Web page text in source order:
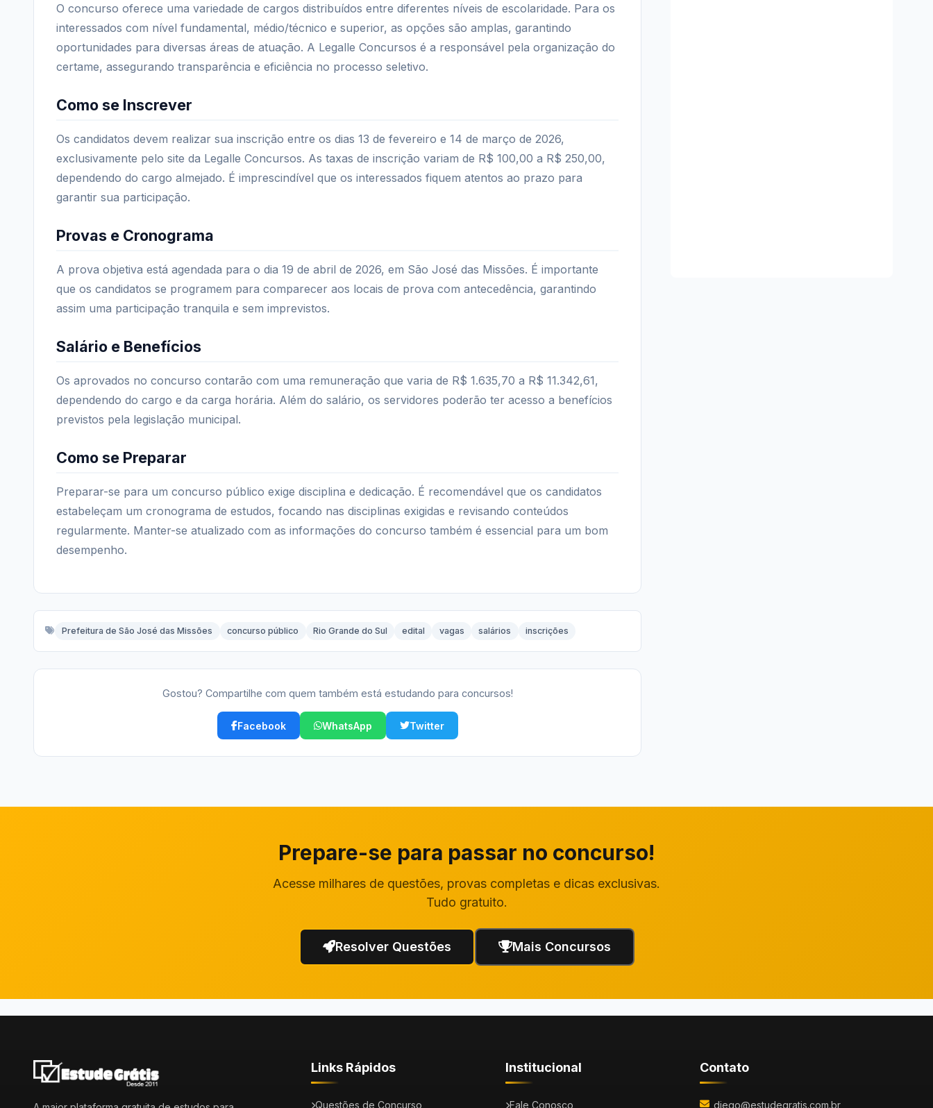
O concurso oferece uma variedade de cargos distribuídos entre diferentes níveis de escolaridade. Para os
interessados com nível fundamental, médio/técnico e superior, as opções são amplas, garantindo
oportunidades para diversas áreas de atuação. A Legalle Concursos é a responsável pela organização do
certame, assegurando transparência e eficiência no processo seletivo.
Como se Inscrever
Os candidatos devem realizar sua inscrição entre os dias 13 de fevereiro e 14 de março de 2026,
exclusivamente pelo site da Legalle Concursos. As taxas de inscrição variam de R$ 100,00 a R$ 250,00,
dependendo do cargo almejado. É imprescindível que os interessados fiquem atentos ao prazo para
garantir sua participação.
Provas e Cronograma
A prova objetiva está agendada para o dia 19 de abril de 2026, em São José das Missões. É importante
que os candidatos se programem para comparecer aos locais de prova com antecedência, garantindo
assim uma participação tranquila e sem imprevistos.
Salário e Benefícios
Os aprovados no concurso contarão com uma remuneração que varia de R$ 1.635,70 a R$ 11.342,61,
dependendo do cargo e da carga horária. Além do salário, os servidores poderão ter acesso a benefícios
previstos pela legislação municipal.
Como se Preparar
Preparar-se para um concurso público exige disciplina e dedicação. É recomendável que os candidatos
estabeleçam um cronograma de estudos, focando nas disciplinas exigidas e revisando conteúdos
regularmente. Manter-se atualizado com as informações do concurso também é essencial para um bom
desempenho.
Prefeitura de São José das Missões concurso público Rio Grande do Sul edital vagas salários inscrições
Gostou? Compartilhe com quem também está estudando para concursos!
Facebook WhatsApp Twitter
Prepare-se para passar no concurso!
Acesse milhares de questões, provas completas e dicas exclusivas.
Tudo gratuito.
Resolver Questões Mais Concursos
Links Rápidos
Questões de Concurso
Institucional
Fale Conosco
Contato
diego@estudegratis.com.br